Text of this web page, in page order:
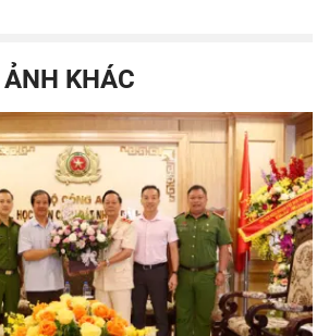
KHÁC